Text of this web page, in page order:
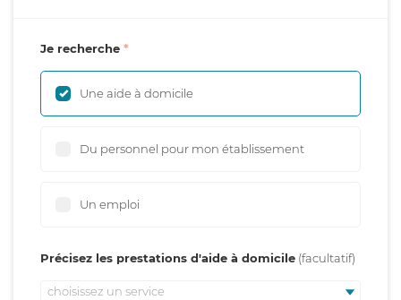
Je recherche
Une aide à domicile
Du personnel pour mon établissement
Un emploi
Précisez les prestations d'aide à domicile
choisissez un service